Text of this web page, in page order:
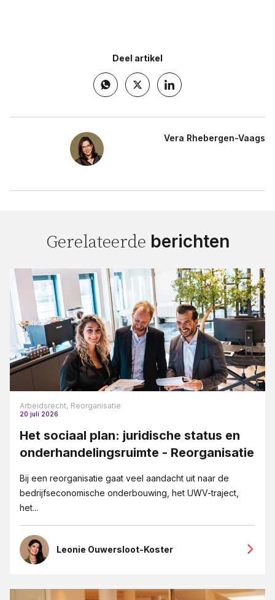
Deel artikel
Vera Rhebergen-Vaags
Gerelateerde berichten
Arbeidsrecht, Reorganisatie
20 juli 2026
Het sociaal plan: juridische status en
onderhandelingsruimte - Reorganisatie
Bij een reorganisatie gaat veel aandacht uit naar de
bedrijfseconomische onderbouwing, het UWV-traject,
het...
Leonie Ouwersloot-Koster